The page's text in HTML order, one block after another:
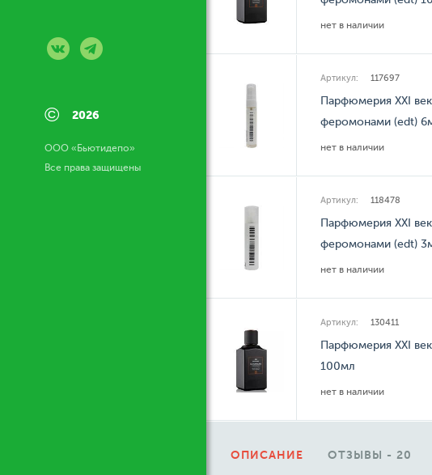
© 2026
ООО «Бьютидепо»
Все права защищены
нет в наличии
Артикул: 117697
Парфюмерия XXI
феромонами (edt)
нет в наличии
Артикул: 118478
Парфюмерия XXI
феромонами (edt)
нет в наличии
Артикул: 130411
Парфюмерия XXI
100мл
нет в наличии
ОПИСАНИЕ ОТЗЫВЫ - 20